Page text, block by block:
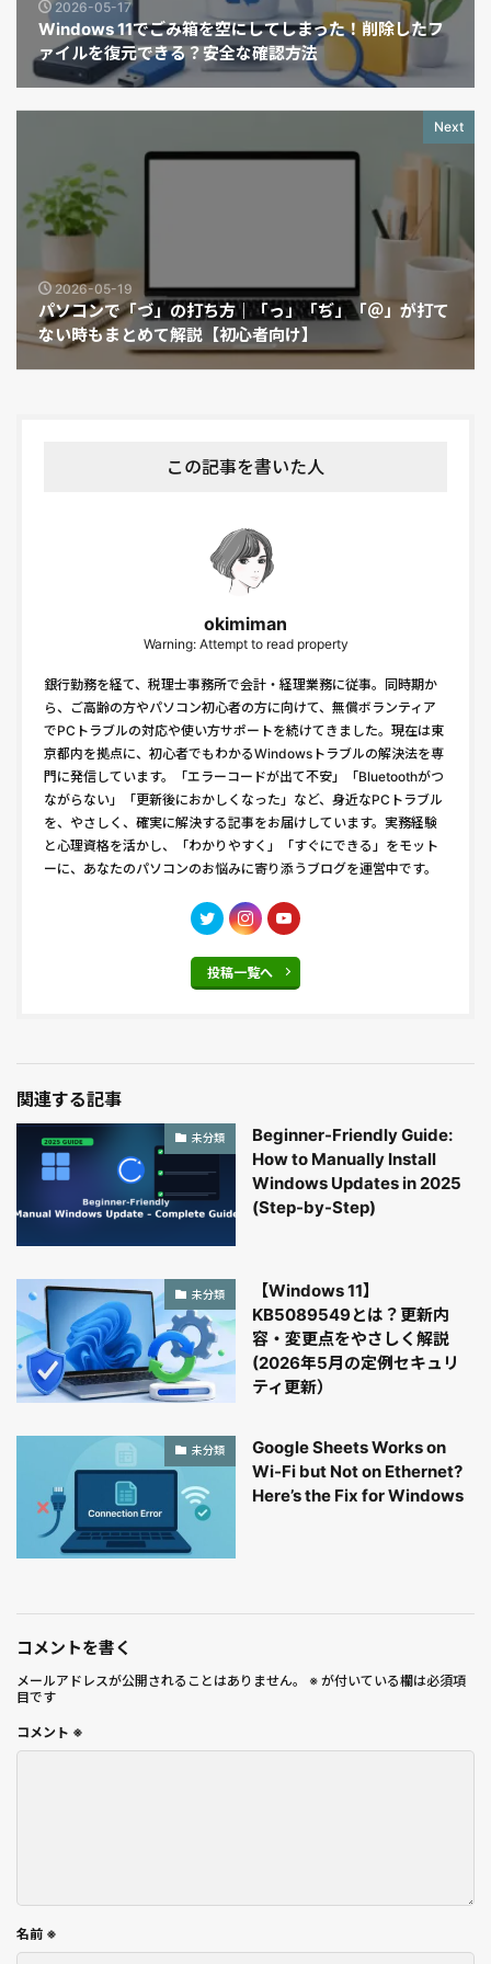
2026-05-17
Windows 11でごみ箱を空にしてしまった！削除したフ
ァイルを復元できる？安全な確認方法
Next
2026-05-19
パソコンで「づ」の打ち方｜「っ」「ぢ」「＠」が打て
ない時もまとめて解説【初心者向け】
この記事を書いた人
okimiman
Warning: Attempt to read property
銀行勤務を経て、税理士事務所で会計・経理業務に従事。同時期か
ら、ご高齢の方やパソコン初心者の方に向けて、無償ボランティア
でPCトラブルの対応や使い方サポートを続けてきました。現在は東
京都内を拠点に、初心者でもわかるWindowsトラブルの解決法を専
門に発信しています。「エラーコードが出て不安」「Bluetoothがつ
ながらない」「更新後におかしくなった」など、身近なPCトラブル
を、やさしく、確実に解決する記事をお届けしています。実務経験
と心理資格を活かし、「わかりやすく」「すぐにできる」をモット
ーに、あなたのパソコンのお悩みに寄り添うブログを運営中です。
投稿一覧へ
関連する記事
未分類
Beginner-Friendly Guide:
How to Manually Install
Windows Updates in 2025
(Step-by-Step)
未分類
【Windows 11】
KB5089549とは？更新内
容・変更点をやさしく解説
(2026年5月の定例セキュリ
ティ更新）
未分類
Google Sheets Works on
Wi-Fi but Not on Ethernet?
Here’s the Fix for Windows
コメントを書く
メールアドレスが公開されることはありません。 ※ が付いている欄は必須項
目です
コメント ※
名前 ※